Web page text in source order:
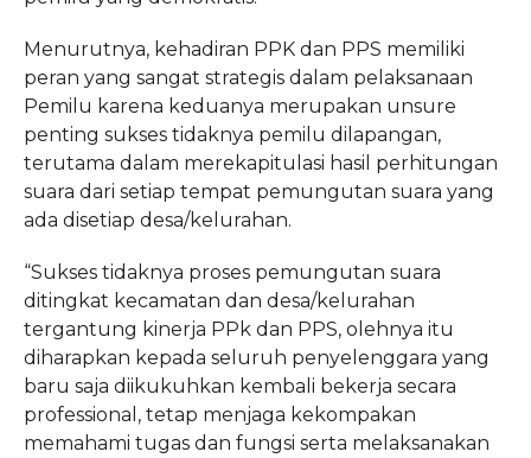
Menurutnya, kehadiran PPK dan PPS memiliki
peran yang sangat strategis dalam pelaksanaan
Pemilu karena keduanya merupakan unsure
penting sukses tidaknya pemilu dilapangan,
terutama dalam merekapitulasi hasil perhitungan
suara dari setiap tempat pemungutan suara yang
ada disetiap desa/kelurahan.
“Sukses tidaknya proses pemungutan suara
ditingkat kecamatan dan desa/kelurahan
tergantung kinerja PPk dan PPS, olehnya itu
diharapkan kepada seluruh penyelenggara yang
baru saja diikukuhkan kembali bekerja secara
professional, tetap menjaga kekompakan
memahami tugas dan fungsi serta melaksanakan